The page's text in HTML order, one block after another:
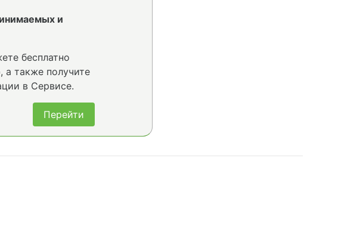
и
бесплатно
также получите
в Сервисе.
Перейти